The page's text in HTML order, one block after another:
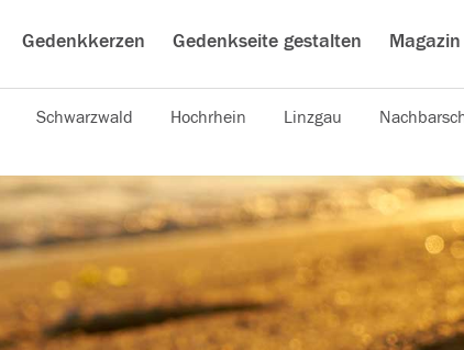
Gedenkkerzen Gedenkseite gestalten
Schwarzwald Hochrhein Linzgau